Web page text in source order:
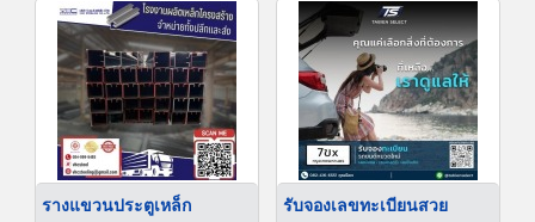
รางแขวนประตูเหล็ก รับจองเลขทะเบียนสวย